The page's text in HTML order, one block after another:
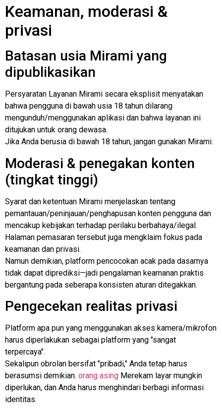
Keamanan, moderasi &
privasi
Batasan usia Mirami yang
dipublikasikan
Persyaratan Layanan Mirami secara eksplisit menyatakan
bahwa pengguna di bawah usia 18 tahun dilarang
mengunduh/menggunakan aplikasi dan bahwa layanan ini
ditujukan untuk orang dewasa.
Jika Anda berusia di bawah 18 tahun, jangan gunakan Mirami.
Moderasi & penegakan konten
(tingkat tinggi)
Syarat dan ketentuan Mirami menjelaskan tentang
pemantauan/peninjauan/penghapusan konten pengguna dan
mencakup kebijakan terhadap perilaku berbahaya/ilegal.
Halaman pemasaran tersebut juga mengklaim fokus pada
keamanan dan privasi.
Namun demikian, platform pencocokan acak pada dasarnya
tidak dapat diprediksi—jadi pengalaman keamanan praktis
bergantung pada seberapa konsisten aturan ditegakkan.
Pengecekan realitas privasi
Platform apa pun yang menggunakan akses kamera/mikrofon
harus diperlakukan sebagai platform yang "sangat
terpercaya".
Sekalipun obrolan bersifat "pribadi," Anda tetap harus
berasumsi demikian. orang asing Merekam layar mungkin
diperlukan, dan Anda harus menghindari berbagi informasi
identitas.